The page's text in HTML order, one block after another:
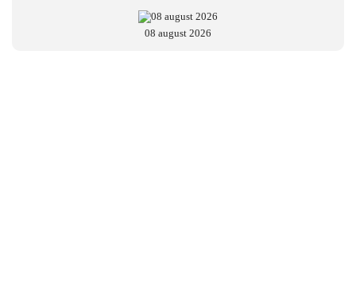
08 august 2026